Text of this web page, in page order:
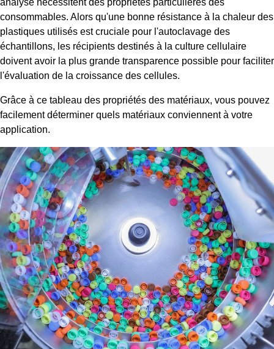
consommables. Alors qu'une bonne résistance à la chaleur des
plastiques utilisés est cruciale pour l'autoclavage des
échantillons, les récipients destinés à la culture cellulaire
doivent avoir la plus grande transparence possible pour faciliter
l'évaluation de la croissance des cellules.
Grâce à ce tableau des propriétés des matériaux, vous pouvez
facilement déterminer quels matériaux conviennent à votre
application.